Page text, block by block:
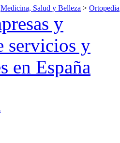
Medicina, Salud y Belleza > Ortopedia